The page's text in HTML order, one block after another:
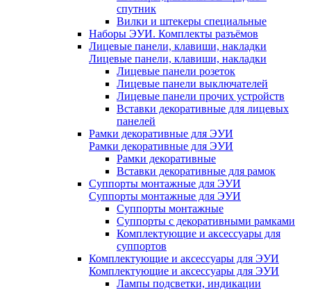
спутник
Вилки и штекеры специальные
Наборы ЭУИ. Комплекты разъёмов
Лицевые панели, клавиши, накладки
Лицевые панели, клавиши, накладки
Лицевые панели розеток
Лицевые панели выключателей
Лицевые панели прочих устройств
Вставки декоративные для лицевых
панелей
Рамки декоративные для ЭУИ
Рамки декоративные для ЭУИ
Рамки декоративные
Вставки декоративные для рамок
Суппорты монтажные для ЭУИ
Суппорты монтажные для ЭУИ
Суппорты монтажные
Суппорты с декоративными рамками
Комплектующие и аксессуары для
суппортов
Комплектующие и аксессуары для ЭУИ
Комплектующие и аксессуары для ЭУИ
Лампы подсветки, индикации